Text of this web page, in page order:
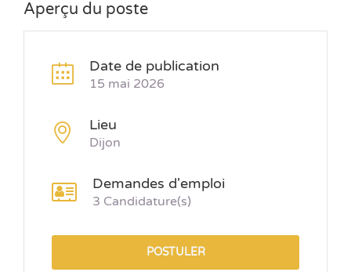
Aperçu du poste
Date de publication
15 mai 2026
Lieu
Dijon
Demandes d'emploi
3 Candidature(s)
POSTULER